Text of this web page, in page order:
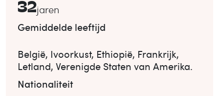
32jaren
Gemiddelde leeftijd
België, Ivoorkust, Ethiopië, Frankrijk,
Letland, Verenigde Staten van Amerika.
Nationaliteit